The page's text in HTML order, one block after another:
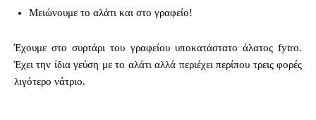
Μειώνουμε το αλάτι και στο γραφείο!
Έχουμε στο συρτάρι του γραφείου υποκατάστατο άλατος fytro.
Έχει την ίδια γεύση με το αλάτι αλλά περιέχει περίπου τρεις φορές
λιγότερο νάτριο.